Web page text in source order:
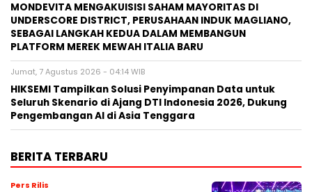
MONDEVITA MENGAKUISISI SAHAM MAYORITAS DI
UNDERSCORE DISTRICT, PERUSAHAAN INDUK MAGLIANO,
SEBAGAI LANGKAH KEDUA DALAM MEMBANGUN
PLATFORM MEREK MEWAH ITALIA BARU
Jumat, 7 Agustus 2026 - 04:14 WIB
HIKSEMI Tampilkan Solusi Penyimpanan Data untuk
Seluruh Skenario di Ajang DTI Indonesia 2026, Dukung
Pengembangan AI di Asia Tenggara
BERITA TERBARU
Pers Rilis